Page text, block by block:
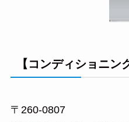
【コンディショニン
〒260-0807